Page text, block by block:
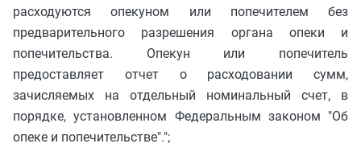
расходуются опекуном или попечителем без
предварительного разрешения органа опеки и
попечительства. Опекун или попечитель
предоставляет отчет о расходовании сумм,
зачисляемых на отдельный номинальный счет, в
порядке, установленном Федеральным законом "Об
опеке и попечительстве".";